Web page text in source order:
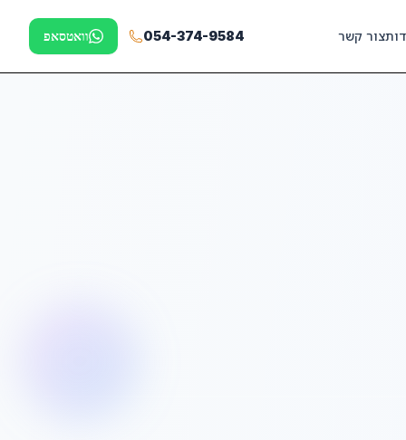
צור קשר 054-374-9584 וואטסאפ